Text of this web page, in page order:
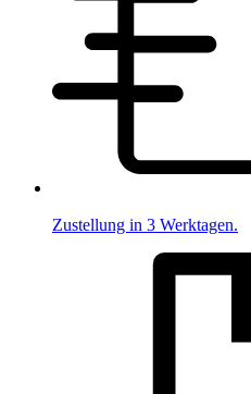
Zustellung in 3 Werktagen.